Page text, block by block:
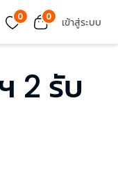
0 0 เข้าสู่ระบบ
2 รับ